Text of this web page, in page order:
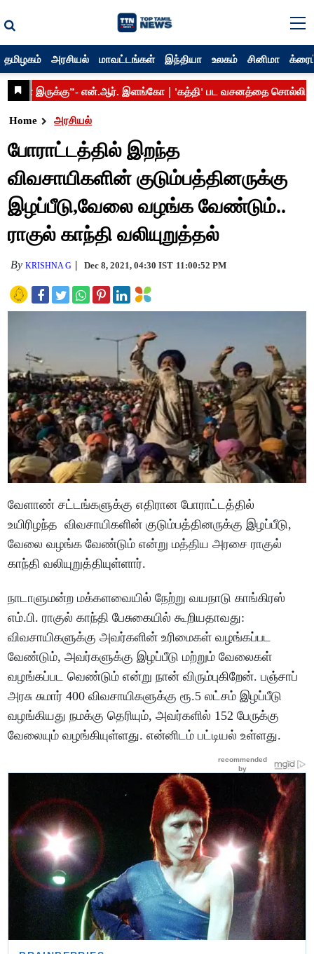
தமிழகம் அரசியல் மாவட்டங்கள் இந்தியா உலகம் சினிமா
Home அரசியல்
போராட்டத்தில் இறந்த
விவசாயிகளின் குடும்பத்தினருக்கு
இழப்பீடு,வேலை வழங்க வேண்டும்..
ராகுல் காந்தி வலியுறுத்தல்
ByKRISHNA G Dec 8, 2021, 04:30 IST 11:00:52 PM
வேளாண் சட்டங்களுக்கு எதிரான போராட்டத்தில்
உயிரிழந்த விவசாயிகளின் குடும்பத்தினருக்கு இழப்பீடு,
வேலை வழங்க வேண்டும் என்று மத்திய அரசை ராகுல்
காந்தி வலியுறுத்தியுள்ளார்.
நாடாளுமன்ற மக்களவையில் நேற்று வயநாடு காங்கிரஸ்
எம்.பி. ராகுல் காந்தி பேசுகையில் கூறியதாவது:
விவசாயிகளுக்கு அவர்களின் உரிமைகள் வழங்கப்பட
வேண்டும், அவர்களுக்கு இழப்பீடு மற்றும் வேலைகள்
வழங்கப்பட வெண்டும் என்று நான் விரும்புகிறேன். பஞ்சாப்
அரசு சுமார் 400 விவசாயிகளுக்கு ரூ.5 லட்சம் இழப்பீடு
வழங்கியது நமக்கு தெரியும், அவர்களில் 152 பேருக்கு
வேலையும் வழங்கியுள்ளது. என்னிடம் பட்டியல் உள்ளது.